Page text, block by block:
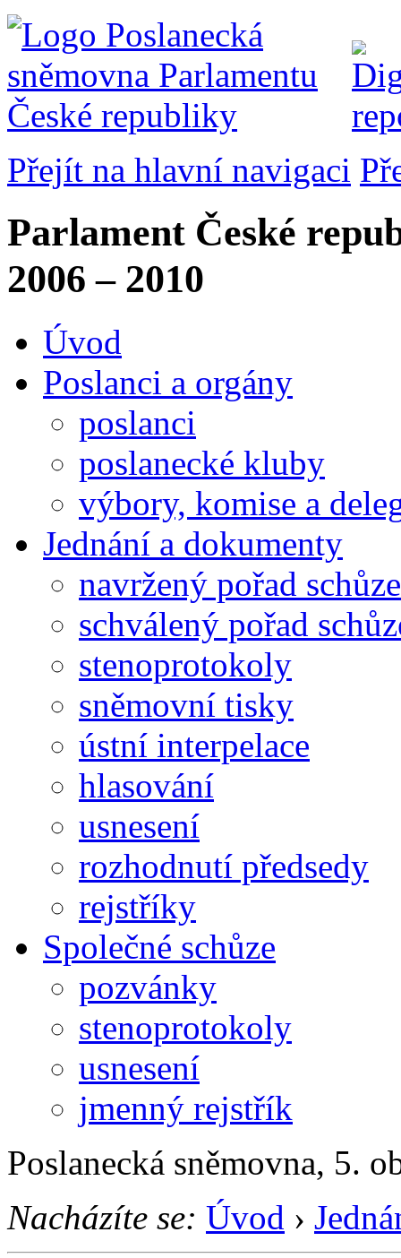
Přejít na hlavní navigaci
Parlament České
2006 – 2010
Úvod
Poslanci a orgány
poslanci
poslanecké kluby
výbory, komise a
Jednání a dokumenty
navržený pořad schůze
schválený pořad
stenoprotokoly
sněmovní tisky
ústní interpelace
hlasování
usnesení
rozhodnutí předsedy
rejstříky
Společné schůze
pozvánky
stenoprotokoly
usnesení
jmenný rejstřík
Poslanecká sněmovna, 5.
Nacházíte se: Úvod ›